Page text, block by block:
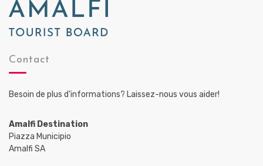
Contact
Besoin de plus d’informations? Laissez-nous vous aider!
Amalfi Destination
Piazza Municipio
Amalfi SA